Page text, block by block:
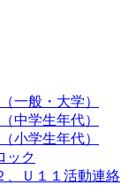
一般・大学）
中学生年代）
小学生年代）
ック
、Ｕ１１活動連絡